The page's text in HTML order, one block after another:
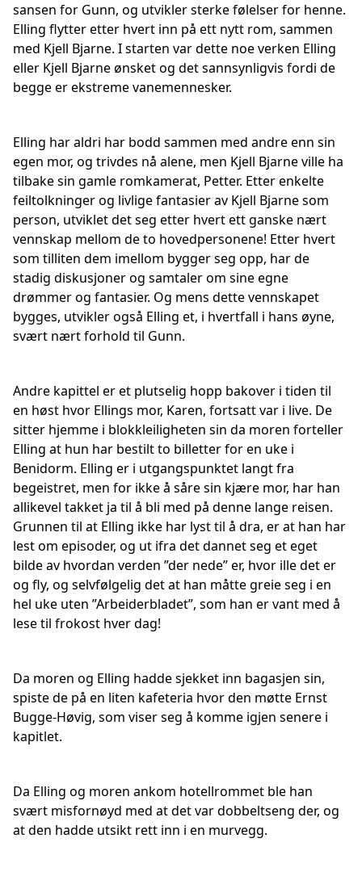
sansen for Gunn, og utvikler sterke følelser for henne.
Elling flytter etter hvert inn på ett nytt rom, sammen
med Kjell Bjarne. I starten var dette noe verken Elling
eller Kjell Bjarne ønsket og det sannsynligvis fordi de
begge er ekstreme vanemennesker.
Elling har aldri har bodd sammen med andre enn sin
egen mor, og trivdes nå alene, men Kjell Bjarne ville ha
tilbake sin gamle romkamerat, Petter. Etter enkelte
feiltolkninger og livlige fantasier av Kjell Bjarne som
person, utviklet det seg etter hvert ett ganske nært
vennskap mellom de to hovedpersonene! Etter hvert
som tilliten dem imellom bygger seg opp, har de
stadig diskusjoner og samtaler om sine egne
drømmer og fantasier. Og mens dette vennskapet
bygges, utvikler også Elling et, i hvertfall i hans øyne,
svært nært forhold til Gunn.
Andre kapittel er et plutselig hopp bakover i tiden til
en høst hvor Ellings mor, Karen, fortsatt var i live. De
sitter hjemme i blokkleiligheten sin da moren forteller
Elling at hun har bestilt to billetter for en uke i
Benidorm. Elling er i utgangspunktet langt fra
begeistret, men for ikke å såre sin kjære mor, har han
allikevel takket ja til å bli med på denne lange reisen.
Grunnen til at Elling ikke har lyst til å dra, er at han har
lest om episoder, og ut ifra det dannet seg et eget
bilde av hvordan verden ”der nede” er, hvor ille det er
og fly, og selvfølgelig det at han måtte greie seg i en
hel uke uten ”Arbeiderbladet”, som han er vant med å
lese til frokost hver dag!
Da moren og Elling hadde sjekket inn bagasjen sin,
spiste de på en liten kafeteria hvor den møtte Ernst
Bugge-Høvig, som viser seg å komme igjen senere i
kapitlet.
Da Elling og moren ankom hotellrommet ble han
svært misfornøyd med at det var dobbeltseng der, og
at den hadde utsikt rett inn i en murvegg.